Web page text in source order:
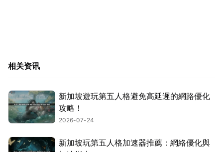
相关资讯
新加坡遊玩第五人格避免高延遲的網路優化
攻略！
2026-07-24
新加坡玩第五人格加速器推薦：網絡優化與